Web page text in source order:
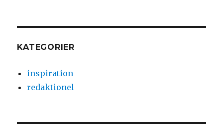
KATEGORIER
inspiration
redaktionel